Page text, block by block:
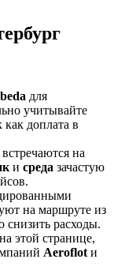
для
учитывайте
доплата в
на
и среда зачастую
на маршруте из
снизить расходы.
на этой странице,
Aeroflot и